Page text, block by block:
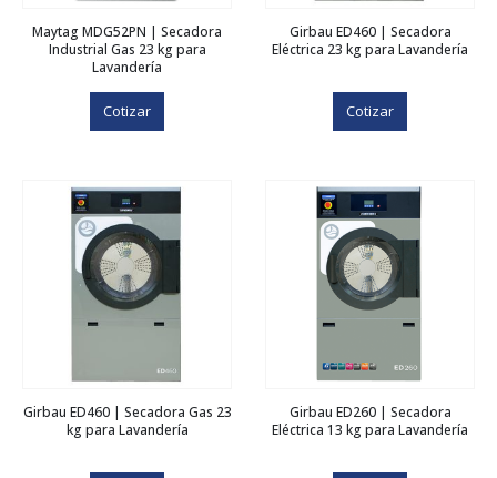
Maytag MDG52PN | Secadora
Industrial Gas 23 kg para
Lavandería
Cotizar
Girbau ED460 | Secadora
Eléctrica 23 kg para Lavandería
Cotizar
Girbau ED460 | Secadora Gas 23
kg para Lavandería
Girbau ED260 | Secadora
Eléctrica 13 kg para Lavandería